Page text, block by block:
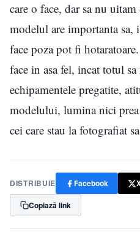
care o face, dar sa nu
modelul are importanta sa,
face poza pot fi
face in asa fel, incat totul
echipamentele pregatite,
modelului, lumina nici
cei care stau la fotografiat
DISTRIBUIE Facebook
Copiază link